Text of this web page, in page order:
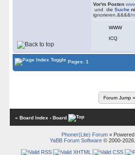
Vor'm Posten
und die Suche
ignorieren.&&&&
WWW
ICQ
Pages: 1
« Board Index ‹ Board
Phoner(Lite) Forum»
YaBB Forum Software© 2000-2026.